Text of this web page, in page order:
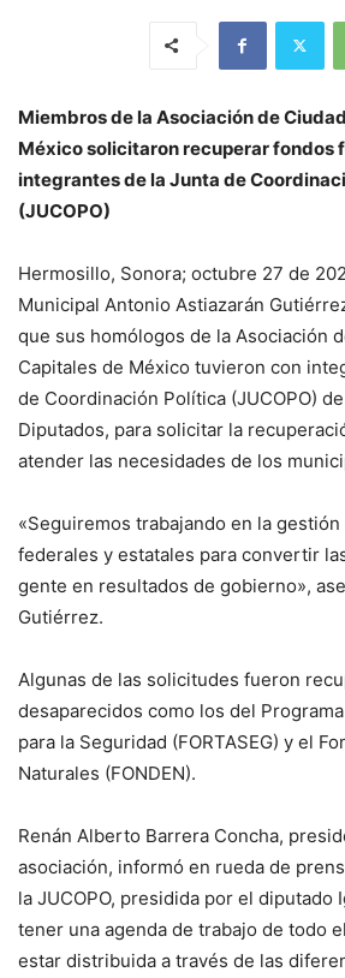
Miembros de la Asociación de
México solicitaron recuperar fondos
integrantes de la Junta de
(JUCOPO)
Hermosillo, Sonora; octubre 27 de
Municipal Antonio Astiazarán
que sus homólogos de la Asociación
Capitales de México tuvieron con
de Coordinación Política (JUCOPO)
Diputados, para solicitar la
atender las necesidades de los
«Seguiremos trabajando en la
federales y estatales para convertir
gente en resultados de gobierno»,
Gutiérrez.
Algunas de las solicitudes fueron
desaparecidos como los del
para la Seguridad (FORTASEG) y el
Naturales (FONDEN).
Renán Alberto Barrera Concha,
asociación, informó en rueda de
la JUCOPO, presidida por el diputado
tener una agenda de trabajo de todo
estar distribuida a través de las